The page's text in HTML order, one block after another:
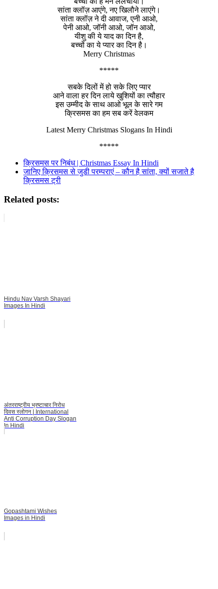
सांता क्लॉज़ आएंगे, नए खिलौने लाएंगे।
सांता क्लॉज़ ने दी आवाज, एनी आओ,
पेनी आओ, जॉनी आओ, जॉन आओ,
यीशु की ये याद का दिन है,
बच्चों का ये प्यार का दिन है।
Merry Christmas
*****
सबके दिलों में हो सके लिए प्यार
आने वाला हर दिन लाये खुशियों का त्यौहार
इस उम्मीद के साथ आओ भूल के सारे गम
क्रिसमस का हम सब करें वेलकम
Latest Merry Christmas Slogans In Hindi
*****
क्रिसमस पर निबंध | Christmas Essay In Hindi
जानिए क्रिसमस से जुडी परम्पराएं – कौन है सांता, क्यों सजाते है
क्रिसमस ट्री
Related posts:
Hindu Nav Varsh Shayari
Images In Hindi
अंतरराष्ट्रीय भ्रष्टाचार निरोध
दिवस स्लोगन | International
Anti Corruption Day Slogan
In Hindi
Gopashtami Wishes
Images in Hindi